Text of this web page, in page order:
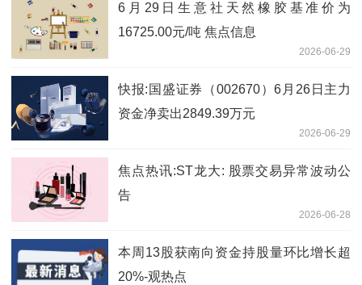
6月29日生意社天然橡胶基准价为
16725.00元/吨 焦点信息
2026-06-29
快报:国盛证券（002670）6月26日主力
资金净卖出2849.39万元
2026-06-29
焦点热讯:ST龙大: 股票交易异常波动公
告
2026-06-28
本周13股获南向资金持股量环比增长超
20%-观热点